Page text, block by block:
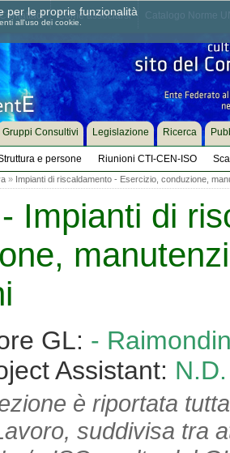
Contattaci Come associarsi
e persone Riunioni CTI-CEN-ISO
Gruppi Consultivi Legislazione Ricerca
» Impianti di riscaldamento - Esercizio, conduzione,
Impianti di
GL: -
Assistant: N.D.
è riportata
suddivisa tra
per le proprie funzionalità
all'uso dei cookie.